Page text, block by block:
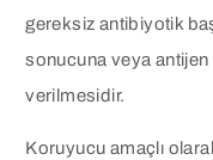
gereksiz antibiyotik
sonucuna veya
verilmesidir.
Koruyucu amaçlı